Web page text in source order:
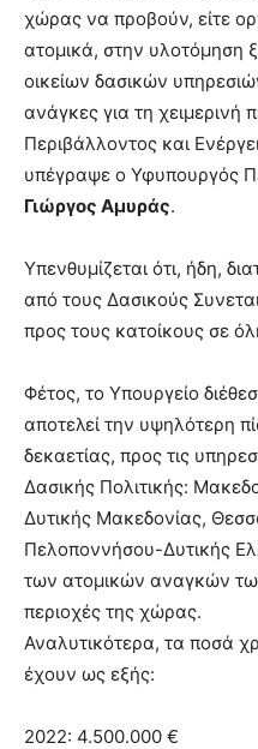
χώρας να προβούν, είτε
ατομικά, στην υλοτόμηση
οικείων δασικών
ανάγκες για τη χειμερινή
Περιβάλλοντος και
υπέγραψε ο Υφυπουργός
Γιώργος Αμυράς.
Υπενθυμίζεται ότι, ήδη,
από τους Δασικούς
προς τους κατοίκους σε
Φέτος, το Υπουργείο
αποτελεί την υψηλότερη
δεκαετίας, προς τις
Δασικής Πολιτικής:
Δυτικής Μακεδονίας,
Πελοποννήσου-Δυτικής
των ατομικών αναγκών
περιοχές της χώρας.
Αναλυτικότερα, τα ποσά
έχουν ως εξής:
2022: 4.500.000 €